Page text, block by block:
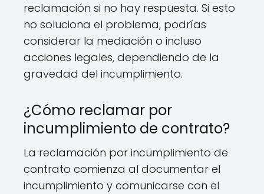
reclamación si no hay respuesta. Si esto
no soluciona el problema, podrías
considerar la mediación o incluso
acciones legales, dependiendo de la
gravedad del incumplimiento.
¿Cómo reclamar por
incumplimiento de contrato?
La reclamación por incumplimiento de
contrato comienza al documentar el
incumplimiento y comunicarse con el